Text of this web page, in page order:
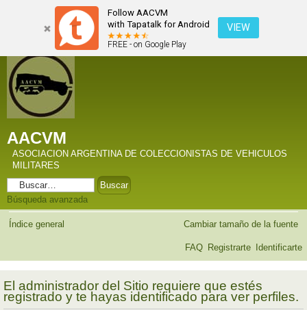
Follow AACVM
with Tapatalk for Android
FREE - on Google Play
VIEW
AACVM
ASOCIACION ARGENTINA DE COLECCIONISTAS DE VEHICULOS
MILITARES
Búsqueda avanzada
Índice general Cambiar tamaño de la fuente
FAQ Registrarte Identificarte
El administrador del Sitio requiere que estés
registrado y te hayas identificado para ver perfiles.